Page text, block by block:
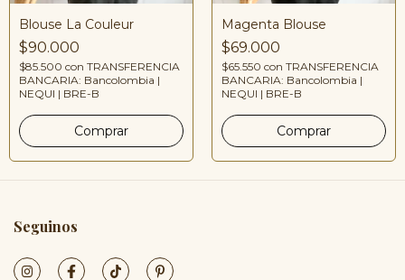
Blouse La Couleur
$90.000
$85.500 con TRANSFERENCIA
BANCARIA: Bancolombia |
NEQUI | BRE-B
Magenta Blouse
$69.000
$65.550 con TRANSFERENCIA
BANCARIA: Bancolombia |
NEQUI | BRE-B
Seguinos